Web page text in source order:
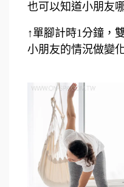
也可以知道小朋友
↑單腳計時1分鐘，
小朋友的情況做變